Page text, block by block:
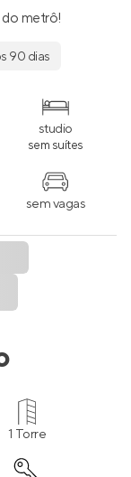
metrô!
90 dias
studio
sem suítes
sem vagas
1 Torre